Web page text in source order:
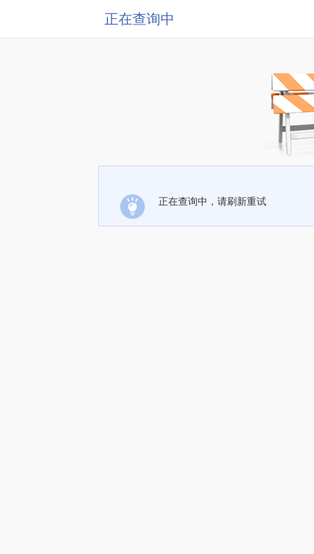
正在查询中
正在查询中，请刷新重试